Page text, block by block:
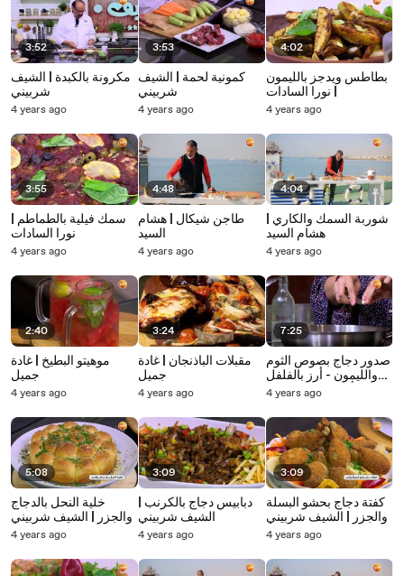
3:52
مكرونة بالكبدة | الشيف
شربيني
4 years ago
3:55
سمك فيلية بالطماطم |
نورا السادات
4 years ago
2:40
موهيتو البطيخ | غادة
جميل
4 years ago
5:08
خلية النحل بالدجاج
والجزر | الشيف شربيني
4 years ago
3:53
كمونية لحمة | الشيف
شربيني
4 years ago
4:48
طاجن شيكال | هشام
السيد
4 years ago
3:24
مقبلات الباذنجان | غادة
جميل
4 years ago
3:09
دبابيس دجاج بالكرنب |
الشيف شربيني
4 years ago
4:02
بطاطس ويدجز بالليمون
| نورا السادات
4 years ago
4:04
شوربة السمك والكاري |
هشام السيد
4 years ago
7:25
صدور دجاج بصوص الثوم
والليمون - أرز بالفلفل
الألوان | غادة جميل
4 years ago
3:09
كفتة دجاج بحشو البسلة
والجزر | الشيف شربيني
4 years ago